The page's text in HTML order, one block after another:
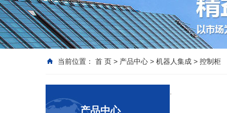
当前位置： 首 页 > 产品中心 > 机器人集成 > 控制柜
产品中心